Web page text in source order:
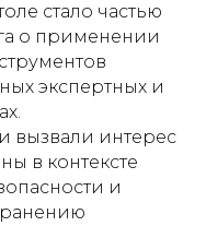
стало частью
о применении
экспертных и
вызвали интерес
в контексте
и